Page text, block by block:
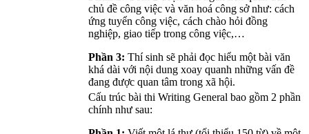
chủ đề công việc và văn hoá công sở như: cách
ứng tuyển công việc, cách chào hỏi đồng
nghiệp, giao tiếp trong công việc,…
Phần 3: Thí sinh sẽ phải đọc hiểu một bài văn
khá dài với nội dung xoay quanh những vấn đề
đang được quan tâm trong xã hội.
Cấu trúc bài thi Writing General bao gồm 2 phần
chính như sau: